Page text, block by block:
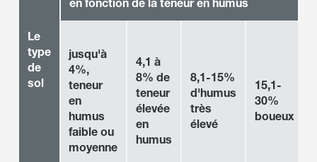
Le
type
de
sol
jusqu'à
4%,
teneur
en
humus
faible ou
moyenne
4,1 à
8% de
teneur
élevée
en
humus
8,1-15%
d'humus
très
élevé
15,1-
30%
boueux